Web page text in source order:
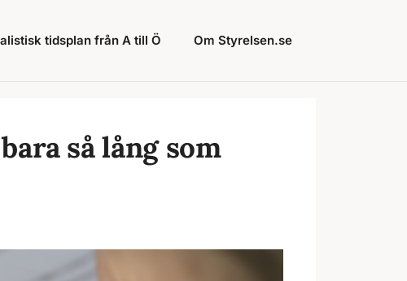
tidsplan från A till Ö Om Styrelsen.se
så lång som